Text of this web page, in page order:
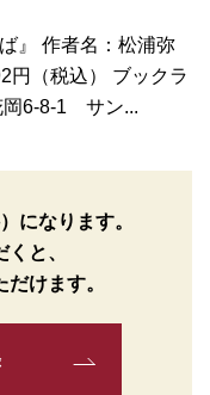
』 作者名：松浦弥
円（税込） ブックラ
岡6-8-1 サン...
になります。
と、
けます。